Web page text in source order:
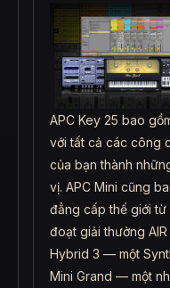
APC Key 25 bao
với tất cả các công
của bạn thành
vị. APC Mini cũng
đẳng cấp thế giới từ
đoạt giải thưởng
Hybrid 3 — một
Mini Grand — một